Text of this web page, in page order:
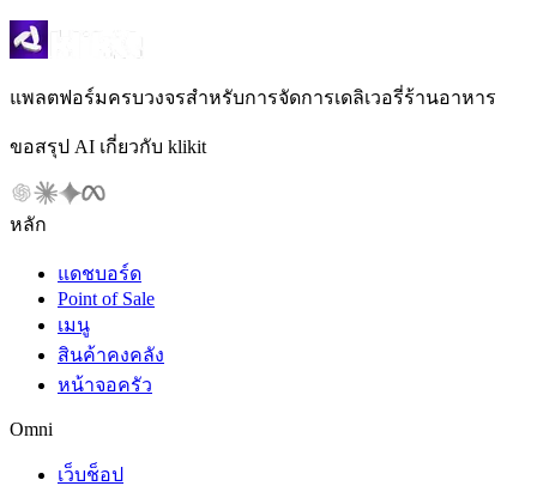
แพลตฟอร์มครบวงจรสำหรับการจัดการเดลิเวอรี่ร้านอาหาร
ขอสรุป AI เกี่ยวกับ klikit
หลัก
แดชบอร์ด
Point of Sale
เมนู
สินค้าคงคลัง
หน้าจอครัว
Omni
เว็บช็อป